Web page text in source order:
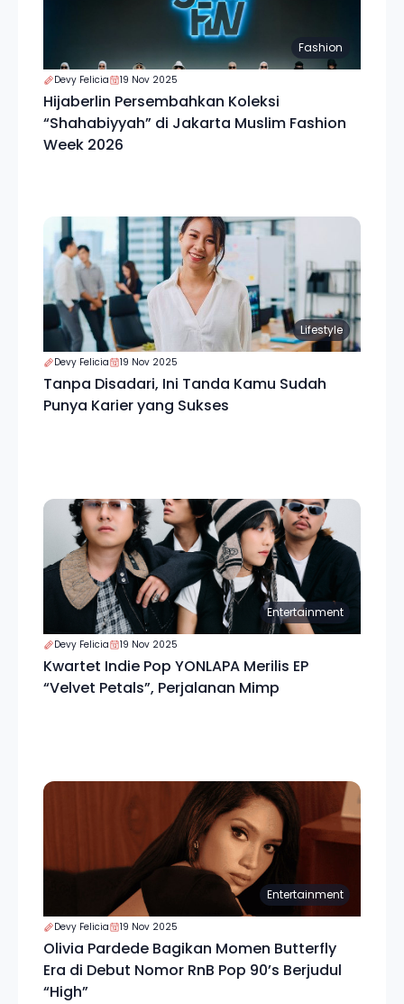
Fashion
Devy Felicia 19 Nov 2025
Hijaberlin Persembahkan Koleksi
“Shahabiyyah” di Jakarta Muslim Fashion
Week 2026
Lifestyle
Devy Felicia 19 Nov 2025
Tanpa Disadari, Ini Tanda Kamu Sudah
Punya Karier yang Sukses
Entertainment
Devy Felicia 19 Nov 2025
Kwartet Indie Pop YONLAPA Merilis EP
“Velvet Petals”, Perjalanan Mimp
Entertainment
Devy Felicia 19 Nov 2025
Olivia Pardede Bagikan Momen Butterfly
Era di Debut Nomor RnB Pop 90’s Berjudul
“High”